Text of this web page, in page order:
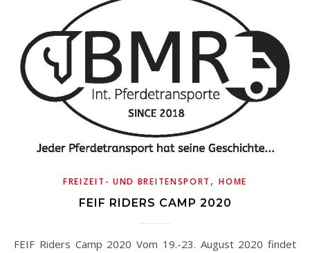
FREIZEIT- UND BREITENSPORT ,HOME
FEIF RIDERS CAMP 2020
FEIF Riders Camp 2020 Vom 19.-23. August 2020 findet